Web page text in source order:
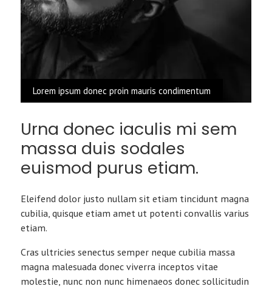
Lorem ipsum donec proin mauris condimentum
Urna donec iaculis mi sem
massa duis sodales
euismod purus etiam.
Eleifend dolor justo nullam sit etiam tincidunt magna
cubilia, quisque etiam amet ut potenti convallis varius
etiam.
Cras ultricies senectus semper neque cubilia massa
magna malesuada donec viverra inceptos vitae
molestie, nunc non nunc himenaeos donec sollicitudin